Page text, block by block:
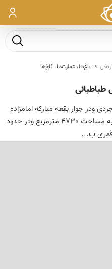
ورود
جست و
باغ‌ها، عمارت‌ها، کاخ‌ها
طباطبائی
ودر جوار بقعه مبارکه امامزاده
سلطان امیراحمد قرار دارد، در زمینی به مساحت 4730 مترمربع ودر حدود